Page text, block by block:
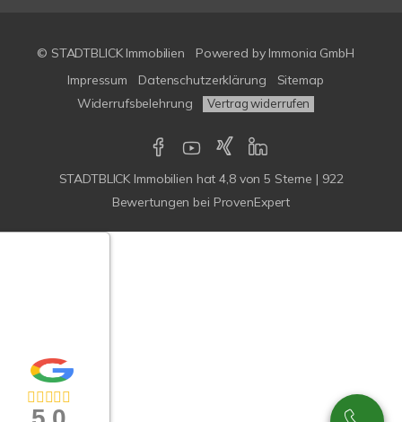
© STADTBLICK Immobilien Powered by Immonia GmbH
Impressum
Datenschutzerklärung
Sitemap
Widerrufsbelehrung
Vertrag widerrufen
STADTBLICK Immobilien hat4,8von5 Sterne | 922
Bewertungen bei ProvenExpert